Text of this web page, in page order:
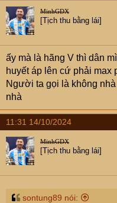
MinhGDX
[Tịch thu bằng lái]
ấy mà là hãng V thì dân
huyết áp lên cứ phải max
Người ta gọi là không
nhà
11:31 14/10/2024
MinhGDX
[Tịch thu bằng lái]
sontung89 nói: